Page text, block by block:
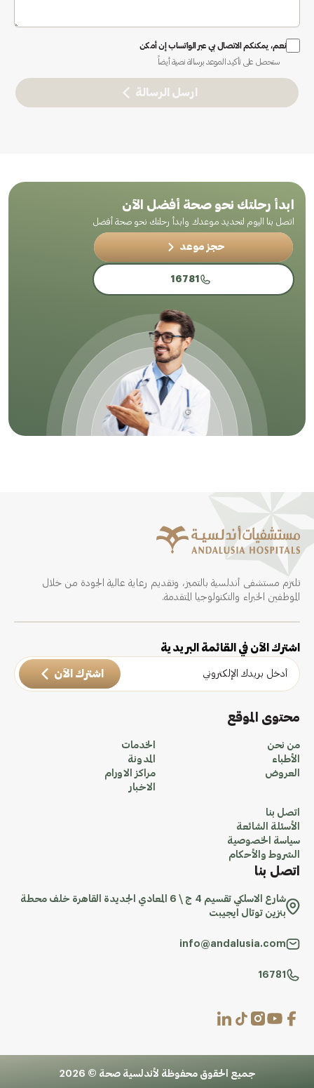
نعم، يمكنكم الاتصال بي عبر الواتساب إن أمكن
ستحصل على تأكيد الموعد برسالة نصية أيضاً
ارسل الرسالة
ابدأ رحلتك نحو صحة أفضل الآن
اتصل بنا اليوم لتحديد موعدك وابدأ رحلتك نحو صحة أفضل
حجز موعد
16781
تلتزم مستشفى أندلسية بالتميز، وتقديم رعاية عالية الجودة من خلال
الموظفين الخبراء والتكنولوجيا المتقدمة.
اشترك الآن في القائمة البريدية
اشترك الآن
محتوى الموقع
من نحن
الأطباء
العروض
الخدمات
المدونة
مراكز الاورام
الاخبار
اتصل بنا
الأسئلة الشائعة
سياسة الخصوصية
الشروط والأحكام
اتصل بنا
شارع الاسلكي تقسيم 4 ج \ 6 المعادي الجديدة القاهرة خلف محطة
بنزين توتال ايجيبت
info@andalusia.com
16781
جميع الحقوق محفوظة لأندلسية صحة © 2026